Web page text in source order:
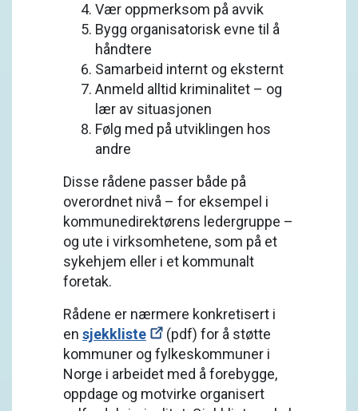
Vær oppmerksom på avvik
Bygg organisatorisk evne til å
håndtere
Samarbeid internt og eksternt
Anmeld alltid kriminalitet – og
lær av situasjonen
Følg med på utviklingen hos
andre
Disse rådene passer både på
overordnet nivå – for eksempel i
kommunedirektørens ledergruppe –
og ute i virksomhetene, som på et
sykehjem eller i et kommunalt
foretak.
Rådene er nærmere konkretisert i
en sjekkliste
(pdf) for å støtte
kommuner og fylkeskommuner i
Norge i arbeidet med å forebygge,
oppdage og motvirke organisert